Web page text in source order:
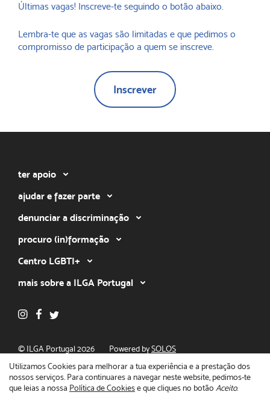
Utilizamos Cookies para melhorar a tua experiência e a prestação dos
nossos serviços. Para continuares a navegar neste website, pedimos-te
que leias a nossa Política de Cookiese que cliques no botão Aceito.
Últimas vagas! Inscreve-te seguindo o botão abaixo.
Lembra-te que as vagas são limitadas e que pedimos o
compromisso de participação a quem se inscreve.
Inscrever
ter apoio
ajudar e fazer parte
denunciar a discriminação
procuro (in)formação
Centro LGBTI+
mais sobre a ILGA Portugal
© ILGA Portugal 2026 Powered bySOLOS
Política de privacidade